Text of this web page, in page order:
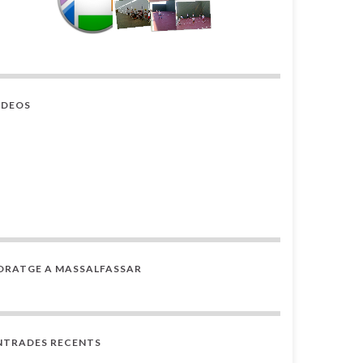
A MASSALFASSAR
RECENTS